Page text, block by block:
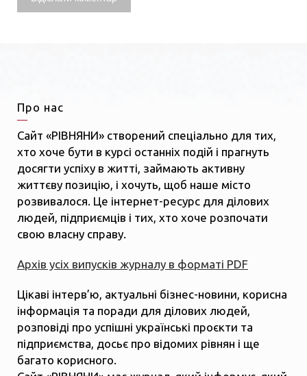
Про нас
Сайт «РІВНЯНИ» створений спеціально для тих,
хто хоче бути в курсі останніх подій і прагнуть
досягти успіху в житті, займають активну
життєву позицію, і хочуть, щоб наше місто
розвивалося. Це інтернет-ресурс для ділових
людей, підприємців і тих, хто хоче розпочати
свою власну справу.
Архів усіх випусків журналу в форматі PDF
Цікаві інтерв’ю, актуальні бізнес-новини, корисна
інформація та поради для ділових людей,
розповіді про успішні українські проєкти та
підприємства, досьє про відомих рівнян і ще
багато корисного.